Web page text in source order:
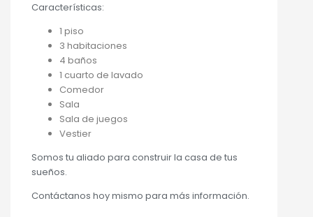
Características:
1 piso
3 habitaciones
4 baños
1 cuarto de lavado
Comedor
Sala
Sala de juegos
Vestier
Somos tu aliado para construir la casa de tus
sueños.
Contáctanos hoy mismo para más información.